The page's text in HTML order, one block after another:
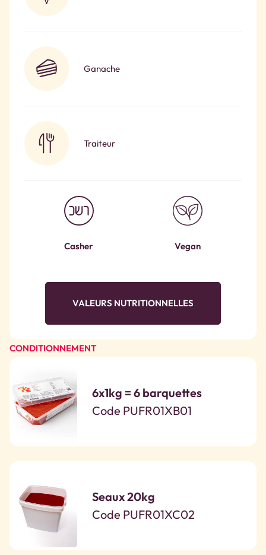
Ganache
Traiteur
Casher Vegan
VALEURS NUTRITIONNELLES
CONDITIONNEMENT
6x1kg = 6 barquettes
Code PUFR01XB01
Seaux 20kg
Code PUFR01XC02